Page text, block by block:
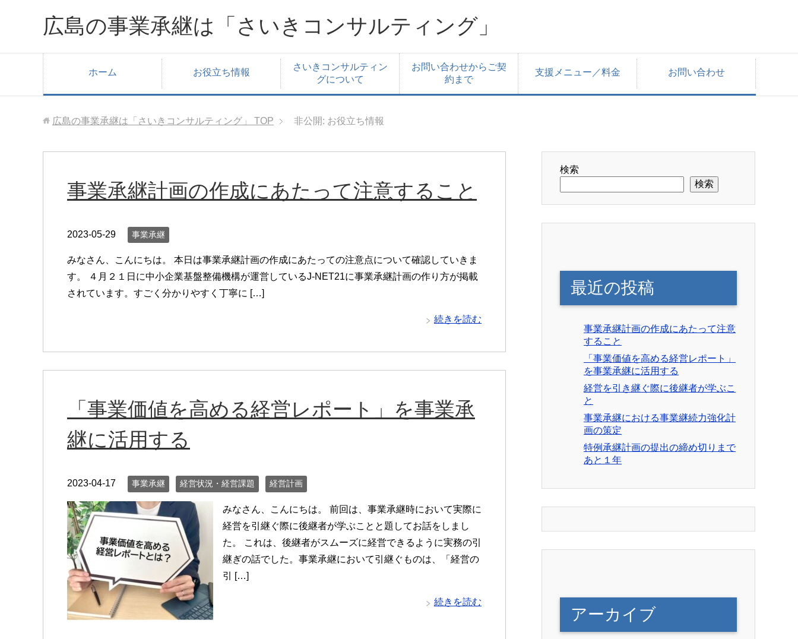
広島の事業承継は「さいきコンサルティング」
ホーム お役立ち情報
さいきコンサルティン
グについて
お問い合わせからご契
約まで
支援メニュー／料金 お問い合わせ
広島の事業承継は「さいきコンサルティング」 TOP 非公開: お役立ち情報
事業承継計画の作成にあたって注意すること
2023-05-29 事業承継
みなさん、こんにちは。 本日は事業承継計画の作成にあたっての注意点について確認していきま
す。 ４月２１日に中小企業基盤整備機構が運営しているJ-NET21に事業承継計画の作り方が掲載
されています。すごく分かりやすく丁寧に […]
続きを読む
「事業価値を高める経営レポート」を事業承
継に活用する
2023-04-17 事業承継 経営状況・経営課題 経営計画
みなさん、こんにちは。 前回は、事業承継時において実際に
経営を引継ぐ際に後継者が学ぶことと題してお話をしまし
た。 これは、後継者がスムーズに経営できるように実務の引
継ぎの話でした。事業承継において引継ぐものは、「経営の
引 […]
続きを読む
検索
検索
最近の投稿
事業承継計画の作成にあたって注意
すること
「事業価値を高める経営レポート」
を事業承継に活用する
経営を引き継ぐ際に後継者が学ぶこ
と
事業承継における事業継続力強化計
画の策定
特例承継計画の提出の締め切りまで
あと１年
アーカイブ